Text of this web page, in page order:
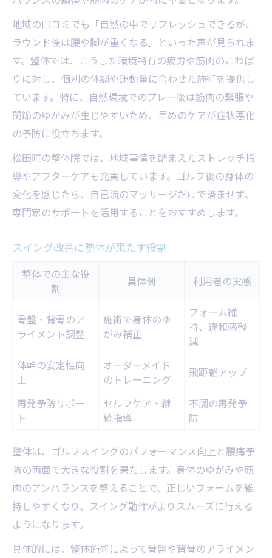
地域の口コミでも「自然の中でリフレッシュできるが、
ラウンド後は腰や脚が重くなる」といった声が見られま
す。整体では、こうした環境特有の疲労や筋肉のこわば
りに対し、個別の体調や運動量に合わせた施術を提供し
ています。特に、自然環境でのプレー後は筋肉の緊張や
関節のゆがみが生じやすいため、早めのケアが症状悪化
の予防に役立ちます。
松田町の整体院では、地域事情を踏まえたストレッチ指
導やアフターケアも充実しています。ゴルフ後の身体の
変化を感じたら、自己流のマッサージだけで済ませず、
専門家のサポートを活用することをおすすめします。
スイング改善に整体が果たす役割
整体での主な役
割
具体例 利用者の実感
骨盤・背骨のア
ライメント調整
施術で身体のゆ
がみ補正
フォーム維
持、違和感軽
減
体幹の安定性向
上
オーダーメイド
のトレーニング
飛距離アップ
再発予防サポー
ト
セルフケア・継
続指導
不調の再発予
防
整体は、ゴルフスイングのパフォーマンス向上と腰痛予
防の両面で大きな役割を果たします。身体のゆがみや筋
肉のアンバランスを整えることで、正しいフォームを維
持しやすくなり、スイング動作がよりスムーズに行える
ようになります。
具体的には、整体施術によって骨盤や背骨のアライメン